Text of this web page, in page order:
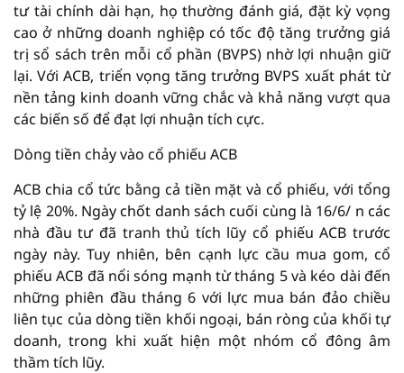
tư tài chính dài hạn, họ thường đánh giá, đặt kỳ vọng
cao ở những doanh nghiệp có tốc độ tăng trưởng giá
trị sổ sách trên mỗi cổ phần (BVPS) nhờ lợi nhuận giữ
lại. Với ACB, triển vọng tăng trưởng BVPS xuất phát từ
nền tảng kinh doanh vững chắc và khả năng vượt qua
các biến số để đạt lợi nhuận tích cực.
Dòng tiền chảy vào cổ phiếu ACB
ACB chia cổ tức bằng cả tiền mặt và cổ phiếu, với tổng
tỷ lệ 20%. Ngày chốt danh sách cuối cùng là 16/6/ n các
nhà đầu tư đã tranh thủ tích lũy cổ phiếu ACB trước
ngày này. Tuy nhiên, bên cạnh lực cầu mua gom, cổ
phiếu ACB đã nổi sóng mạnh từ tháng 5 và kéo dài đến
những phiên đầu tháng 6 với lực mua bán đảo chiều
liên tục của dòng tiền khối ngoại, bán ròng của khối tự
doanh, trong khi xuất hiện một nhóm cổ đông âm
thầm tích lũy.